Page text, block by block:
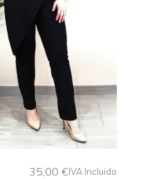
35,00 €IVA Incluido